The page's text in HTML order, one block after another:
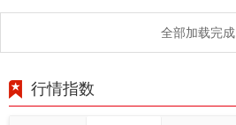
全部加载完成
行情指数